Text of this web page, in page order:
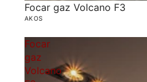
Focar gaz Volcano F3
AKOS
Focar
gaz
Volcano